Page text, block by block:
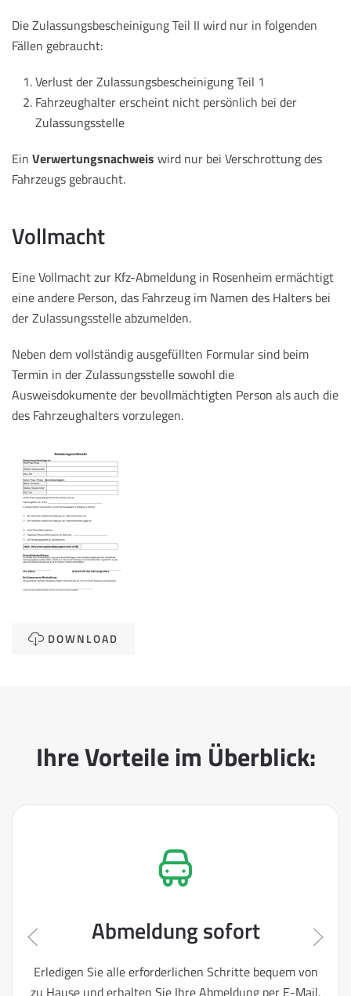
Die Zulassungsbescheinigung Teil II wird nur in folgenden
Fällen gebraucht:
Verlust der Zulassungsbescheinigung Teil 1
Fahrzeughalter erscheint nicht persönlich bei der
Zulassungsstelle
Ein Verwertungsnachweis wird nur bei Verschrottung des
Fahrzeugs gebraucht.
Vollmacht
Eine Vollmacht zur Kfz-Abmeldung in Rosenheim ermächtigt
eine andere Person, das Fahrzeug im Namen des Halters bei
der Zulassungsstelle abzumelden.
Neben dem vollständig ausgefüllten Formular sind beim
Termin in der Zulassungsstelle sowohl die
Ausweisdokumente der bevollmächtigten Person als auch die
des Fahrzeughalters vorzulegen.
DOWNLOAD
Ihre Vorteile im Überblick:
Abmeldung sofort
Erledigen Sie alle erforderlichen Schritte bequem von
zu Hause und erhalten Sie Ihre Abmeldung per E-Mail.